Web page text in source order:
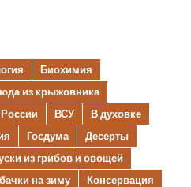
Биохимия
из крыжовника
ВСУ
В духовке
Госдума
Десерты
из грибов и овощей
на зиму
Консервация